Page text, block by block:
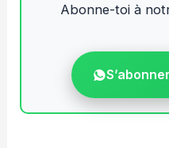
Abonne-toi à